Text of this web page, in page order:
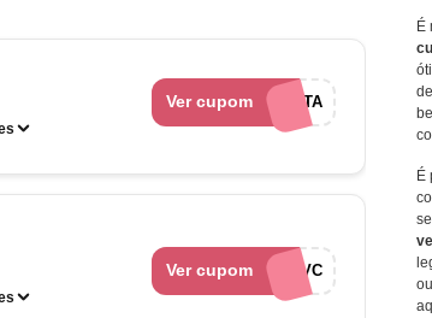
Ver cupomVOLCOMCTA
Ver cupom CTA5VC
É
É